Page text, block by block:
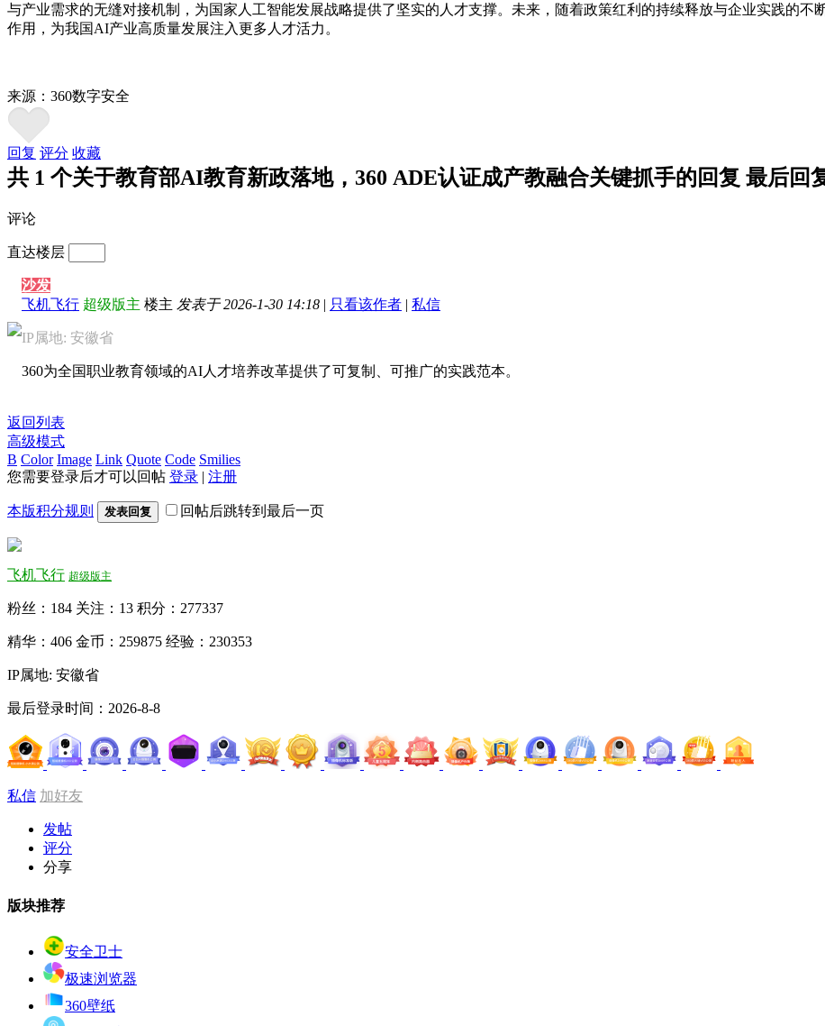
与产业需求的无缝对接机制，为国家人工智能发展战略提供了坚实的人才支撑。未来，随着政策红利的持续释放与企业实践的不
作用，为我国AI产业高质量发展注入更多人才活力。
来源：360数字安全
回复 评分 收藏
共 1 个关于教育部AI教育新政落地，360 ADE认证成产教融合关键抓手的回复 最后回
评论
直达楼层
沙发
飞机飞行 超级版主 楼主 发表于 2026-1-30 14:18 | 只看该作者 | 私信
IP属地: 安徽省
360为全国职业教育领域的AI人才培养改革提供了可复制、可推广的实践范本。
返回列表
高级模式
B Color Image Link Quote Code Smilies
您需要登录后才可以回帖 登录 | 注册
本版积分规则 发表回复 回帖后跳转到最后一页
飞机飞行 超级版主
粉丝：184 关注：13 积分：277337
精华：406 金币：259875 经验：230353
IP属地: 安徽省
最后登录时间：2026-8-8
私信 加好友
发帖
评分
分享
版块推荐
安全卫士
极速浏览器
360壁纸